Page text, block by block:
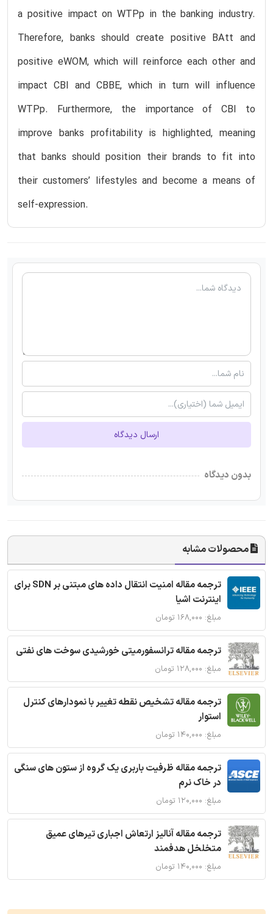
a positive impact on WTPp in the banking industry.
Therefore, banks should create positive BAtt and
positive eWOM, which will reinforce each other and
impact CBI and CBBE, which in turn will influence
WTPp. Furthermore, the importance of CBI to
improve banks profitability is highlighted, meaning
that banks should position their brands to fit into
their customers’ lifestyles and become a means of
self-expression.
ارسال دیدگاه
بدون دیدگاه
محصولات مشابه
ترجمه مقاله امنیت انتقال داده های مبتنی بر SDN برای
اینترنت اشیا
مبلغ: ۱۶۸,۰۰۰ تومان
ترجمه مقاله ترانسفورمیتی خورشیدی سوخت های نفتی
مبلغ: ۱۲۸,۰۰۰ تومان
ترجمه مقاله تشخیص نقطه تغییر با نمودارهای کنترل
استوار
مبلغ: ۱۴۰,۰۰۰ تومان
ترجمه مقاله ظرفیت باربری یک گروه از ستون های سنگی
در خاک نرم
مبلغ: ۱۲۰,۰۰۰ تومان
ترجمه مقاله آنالیز ارتعاش اجباری تیرهای عمیق
متخلخل هدفمند
مبلغ: ۱۴۰,۰۰۰ تومان